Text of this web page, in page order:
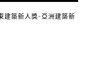
建築新人獎-亞洲建築新